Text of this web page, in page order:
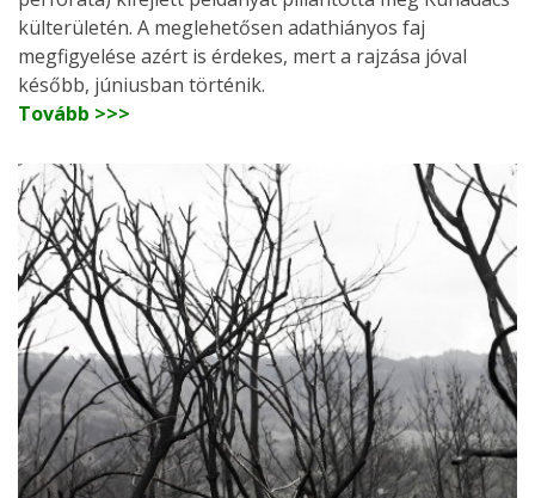
külterületén. A meglehetősen adathiányos faj
megfigyelése azért is érdekes, mert a rajzása jóval
később, júniusban történik.
Tovább >>>